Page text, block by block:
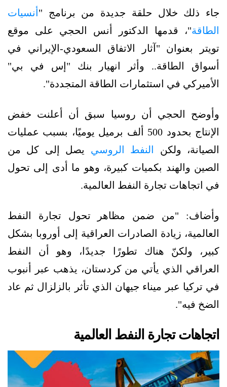
جاء ذلك خلال حلقة جديدة من برنامج "أنسيات
الطاقة"، قدمها الدكتور أنس الحجي على موقع
تويتر بعنوان "آثار الاتفاق السعودي-الإيراني في
أسواق الطاقة.. وأثر انهيار بنك "إس في بي"
الأميركي في استثمارات الطاقة المتجددة".
وأوضح الحجي أن روسيا سبق أن أعلنت خفض
الإنتاج بحدود 500 ألف برميل يوميًا، بسبب عمليات
الصيانة، ولكن النفط الروسي يصل إلى كل من
الصين والهند بكميات كبيرة، وهو ما أدى إلى تحول
في اتجاهات تجارة النفط العالمية.
وأضاف: "من ضمن مظاهر تحول تجارة النفط
العالمية، زيادة الصادرات العراقية إلى أوروبا بشكل
كبير، ولكنّ هناك تطورًا جديدًا، وهو أن النفط
العراقي الذي يأتي من كردستان، يذهب عبر أنبوب
في تركيا عبر ميناء جيهان الذي تأثر بالزلزال ثم عاد
الضخ فيه".
اتجاهات تجارة النفط العالمية